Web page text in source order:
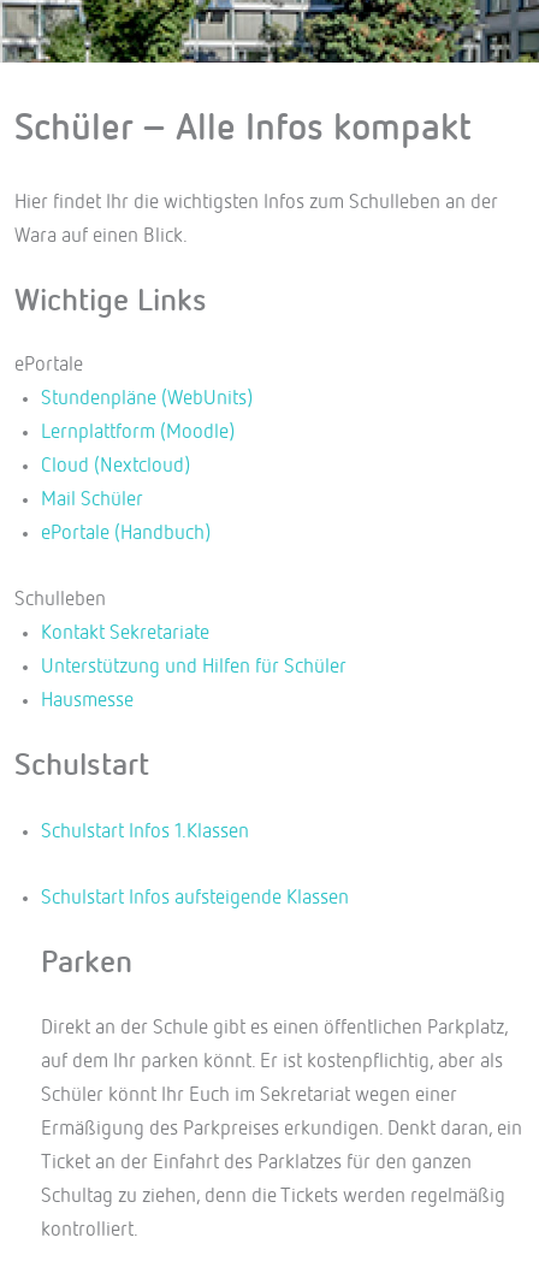
Schüler – Alle Infos kompakt
Hier findet Ihr die wichtigsten Infos zum Schulleben an der
Wara auf einen Blick.
Wichtige Links
ePortale
Stundenpläne (WebUnits)
Lernplattform (Moodle)
Cloud (Nextcloud)
Mail Schüler
ePortale (Handbuch)
Schulleben
Kontakt Sekretariate
Unterstützung und Hilfen für Schüler
Hausmesse
Schulstart
Schulstart Infos 1.Klassen
Schulstart Infos aufsteigende Klassen
Parken
Direkt an der Schule gibt es einen öffentlichen Parkplatz,
auf dem Ihr parken könnt. Er ist kostenpflichtig, aber als
Schüler könnt Ihr Euch im Sekretariat wegen einer
Ermäßigung des Parkpreises erkundigen. Denkt daran, ein
Ticket an der Einfahrt des Parklatzes für den ganzen
Schultag zu ziehen, denn die Tickets werden regelmäßig
kontrolliert.